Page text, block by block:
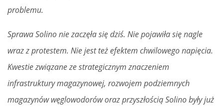
problemu.
Sprawa Solino nie zaczęła się dziś. Nie pojawiła się nagle
wraz z protestem. Nie jest też efektem chwilowego napięcia.
Kwestie związane ze strategicznym znaczeniem
infrastruktury magazynowej, rozwojem podziemnych
magazynów węglowodorów oraz przyszłością Solino były już